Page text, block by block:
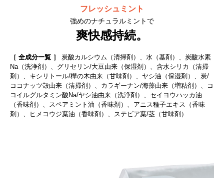
フレッシュミント
強めのナチュラルミントで
爽快感持続。
［ 全成分一覧 ］
炭酸カルシウム（清掃剤）、水（基剤）、炭酸水素
Na（洗浄剤）、グリセリン/大豆由来（保湿剤）、含水シリカ（清掃
剤）、キシリトール/樺の木由来（甘味剤）、ヤシ油（保湿剤）、炭/
ココナッツ殻由来（清掃剤）、カラギーナン/海藻由来（増粘剤）、コ
コイルグルタミン酸Na/ヤシ油由来（洗浄剤）、セイヨウハッカ油
（香味剤）、スペアミント油（香味剤）、アニス種子エキス（香味
剤）、ヒメコウジ葉油（香味剤）、ステビア葉/茎（甘味剤）